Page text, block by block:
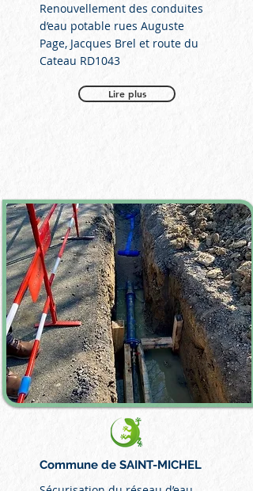
Renouvellement des conduites
d’eau potable rues Auguste
Page, Jacques Brel et route du
Cateau RD1043
Lire plus
Commune de SAINT-MICHEL